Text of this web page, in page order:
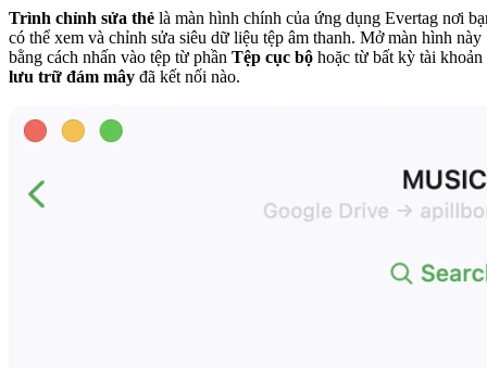
Trình chỉnh sửa thẻ là màn hình chính của ứng dụng Evertag nơi
có thể xem và chỉnh sửa siêu dữ liệu tệp âm thanh. Mở màn hình này
bằng cách nhấn vào tệp từ phần Tệp cục bộ hoặc từ bất kỳ tài khoản
lưu trữ đám mây đã kết nối nào.